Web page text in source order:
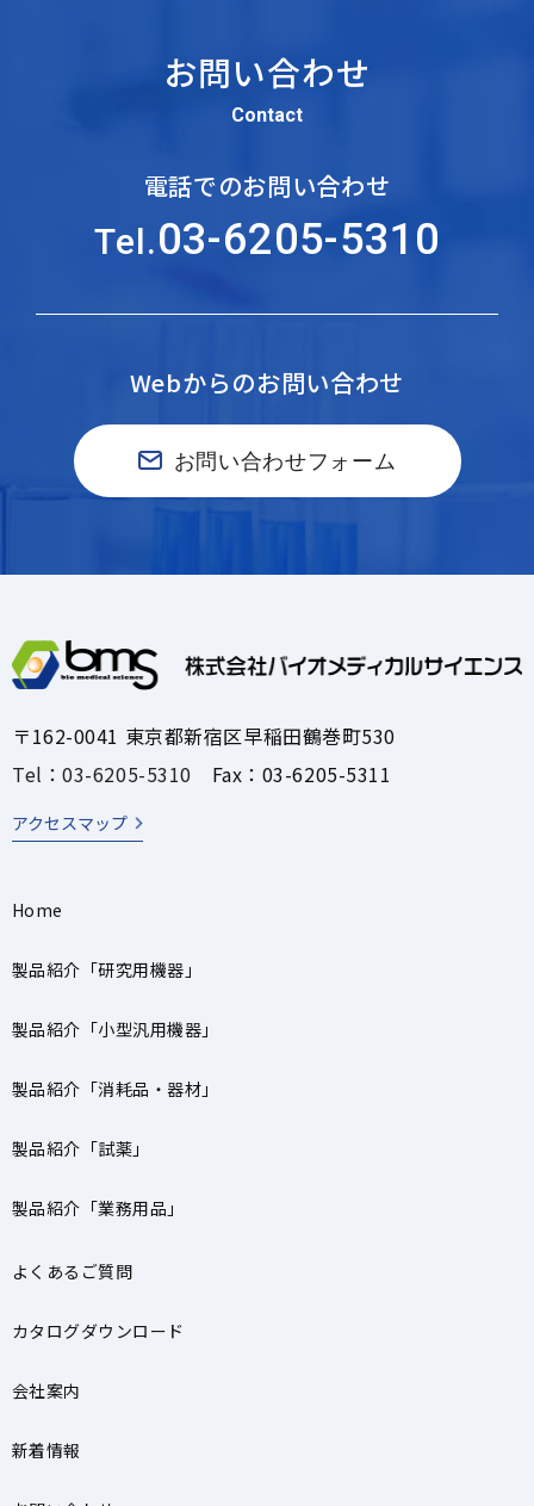
お問い合わせ
Contact
電話でのお問い合わせ
Tel.03-6205-5310
Webからのお問い合わせ
お問い合わせフォーム
〒162-0041 東京都新宿区早稲田鶴巻町530
Tel：03-6205-5310 Fax：03-6205-5311
アクセスマップ
Home
製品紹介「研究用機器」
製品紹介「小型汎用機器」
製品紹介「消耗品・器材」
製品紹介「試薬」
製品紹介「業務用品」
よくあるご質問
カタログダウンロード
会社案内
新着情報